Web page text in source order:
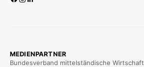
MEDIENPARTNER
Bundesverband mittelständische Wirtschaft